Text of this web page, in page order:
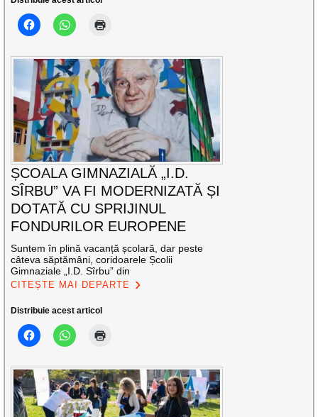
ȘCOALA GIMNAZIALĂ „I.D.
SÎRBU” VA FI MODERNIZATĂ ȘI
DOTATĂ CU SPRIJINUL
FONDURILOR EUROPENE
Suntem în plină vacanță școlară, dar peste
câteva săptămâni, coridoarele Școlii
Gimnaziale „I.D. Sîrbu” din
CITEȘTE MAI DEPARTE
Distribuie acest articol